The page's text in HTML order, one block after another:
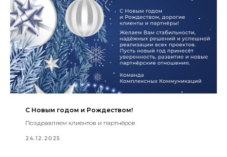
С Новым годом и Рождеством!
Поздравляем клиентов и партнёров
24.12.2025